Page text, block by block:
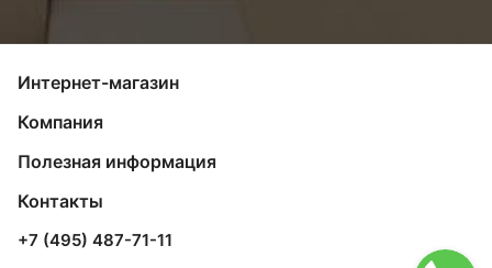
Интернет-магазин
Компания
Полезная информация
Контакты
+7 (495) 487-71-11